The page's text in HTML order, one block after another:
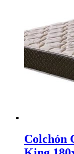
Colchón